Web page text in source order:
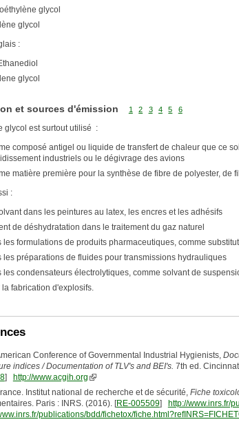
glycol
glycol
:
glycol
et sources d'émission 1 2 3 4 5 6
glycol est surtout utilisé :
composé antigel ou liquide de transfert de chaleur que ce
industriels ou le dégivrage des avions
matière première pour la synthèse de fibre de polyester, de
:
dans les peintures au latex, les encres et les adhésifs
de déshydratation dans le traitement du gaz naturel
les formulations de produits pharmaceutiques, comme
les préparations de fluides pour transmissions hydrauliques
les condensateurs électrolytiques, comme solvant de
fabrication d'explosifs.
Conference of Governmental Industrial Hygienists,
indices / Documentation of TLV's and BEI's. 7th ed.
] http://www.acgih.org
Institut national de recherche et de sécurité, Fiche
Paris : INRS. (2016). [RE-005509] http://www.inrs.fr/
publications/bdd/fichetox/